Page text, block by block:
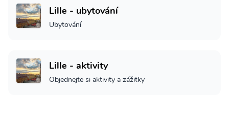
Lille - ubytování
Ubytování
Lille - aktivity
Objednejte si aktivity a zážitky